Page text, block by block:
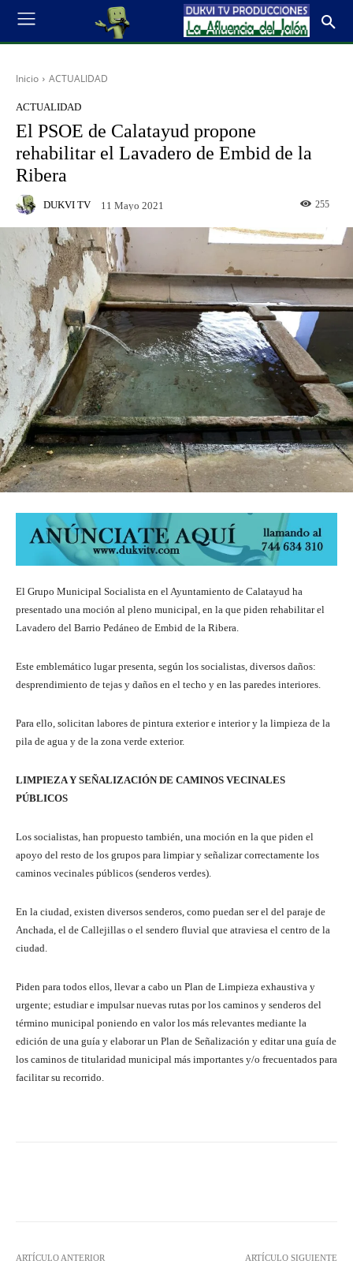
Inicio ACTUALIDAD
ACTUALIDAD
El PSOE de Calatayud propone
rehabilitar el Lavadero de Embid de la
Ribera
DUKVI TV 11 Mayo 2021 255
El Grupo Municipal Socialista en el Ayuntamiento de Calatayud ha
presentado una moción al pleno municipal, en la que piden rehabilitar el
Lavadero del Barrio Pedáneo de Embid de la Ribera.
Este emblemático lugar presenta, según los socialistas, diversos daños:
desprendimiento de tejas y daños en el techo y en las paredes interiores.
Para ello, solicitan labores de pintura exterior e interior y la limpieza de la
pila de agua y de la zona verde exterior.
LIMPIEZA Y SEÑALIZACIÓN DE CAMINOS VECINALES
PÚBLICOS
Los socialistas, han propuesto también, una moción en la que piden el
apoyo del resto de los grupos para limpiar y señalizar correctamente los
caminos vecinales públicos (senderos verdes).
En la ciudad, existen diversos senderos, como puedan ser el del paraje de
Anchada, el de Callejillas o el sendero fluvial que atraviesa el centro de la
ciudad.
Piden para todos ellos, llevar a cabo un Plan de Limpieza exhaustiva y
urgente; estudiar e impulsar nuevas rutas por los caminos y senderos del
término municipal poniendo en valor los más relevantes mediante la
edición de una guía y elaborar un Plan de Señalización y editar una guía de
los caminos de titularidad municipal más importantes y/o frecuentados para
facilitar su recorrido.
ARTÍCULO ANTERIOR ARTÍCULO SIGUIENTE